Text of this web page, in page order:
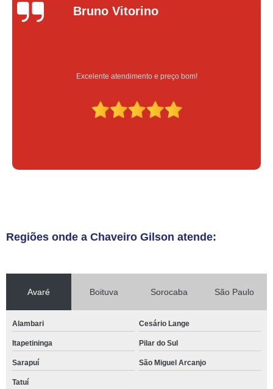
Lucas Donadel
Serviço feito na hora e de qualidade
Regiões onde a Chaveiro Gilson atende:
Avaré Boituva Sorocaba São Paulo
Alambari Cesário Lange
Itapetininga Pilar do Sul
Sarapuí São Miguel Arcanjo
Tatuí